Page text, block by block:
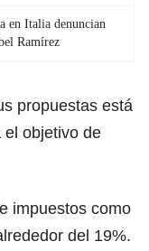
en Italia denuncian
Ramírez
propuestas está
el objetivo de
impuestos como
del 19%.